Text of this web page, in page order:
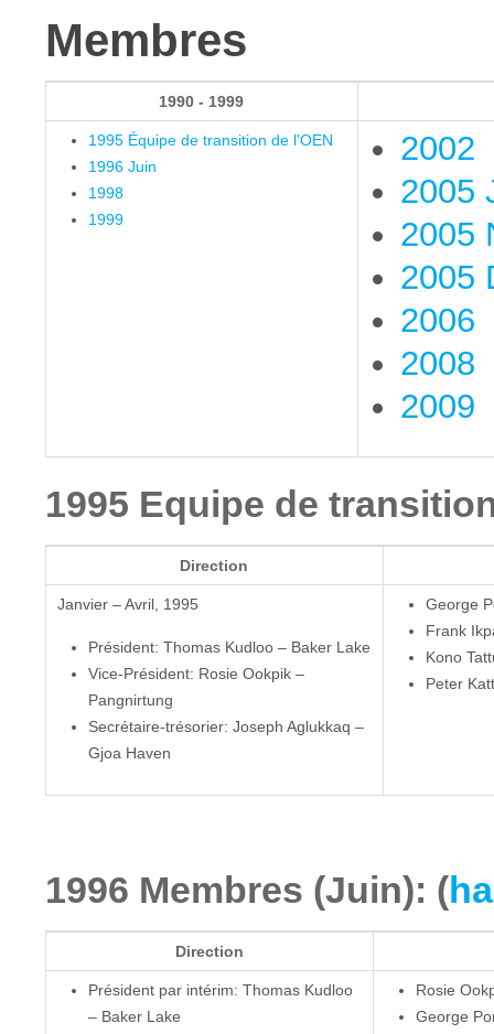
Membres
1990 - 1999
1995 Équipe de transition de l'OEN
1996 Juin
1998
1999
2002
2005
2005
2005
2006
2008
2009
1995 Equipe de
Direction
Janvier – Avril, 1995
Président: Thomas Kudloo – Baker Lake
Vice-Président: Rosie Ookpik –
Pangnirtung
Secrétaire-trésorier: Joseph Aglukkaq –
Gjoa Haven
George
Frank
Kono
Peter
1996 Membres (Juin): (
Direction
Président par intérim: Thomas Kudloo
– Baker Lake
Rosie
George